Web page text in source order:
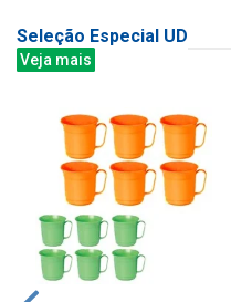
Seleção Especial UD
Veja mais